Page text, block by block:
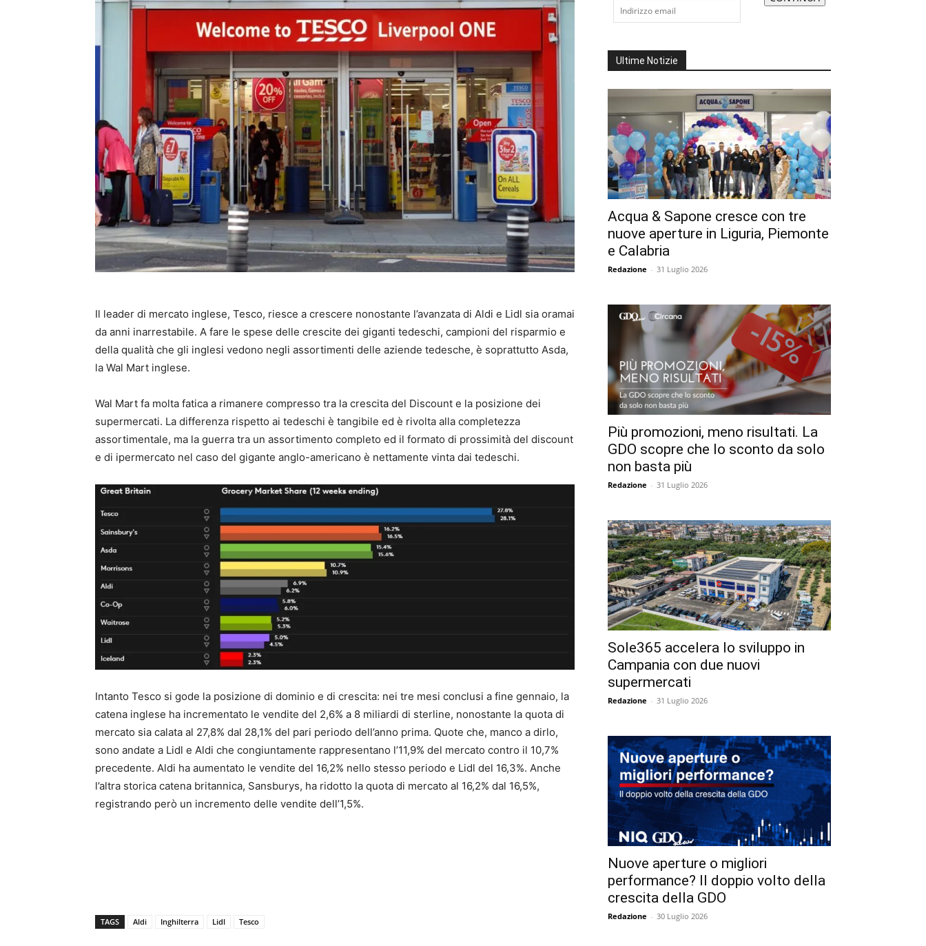
Il leader di mercato inglese, Tesco, riesce a crescere nonostante l’avanzata di Aldi e Lidl sia oramai
da anni inarrestabile. A fare le spese delle crescite dei giganti tedeschi, campioni del risparmio e
della qualità che gli inglesi vedono negli assortimenti delle aziende tedesche, è soprattutto Asda,
la Wal Mart inglese.
Wal Mart fa molta fatica a rimanere compresso tra la crescita del Discount e la posizione dei
supermercati. La differenza rispetto ai tedeschi è tangibile ed è rivolta alla completezza
assortimentale, ma la guerra tra un assortimento completo ed il formato di prossimità del discount
e di ipermercato nel caso del gigante anglo-americano è nettamente vinta dai tedeschi.
Intanto Tesco si gode la posizione di dominio e di crescita: nei tre mesi conclusi a fine gennaio, la
catena inglese ha incrementato le vendite del 2,6% a 8 miliardi di sterline, nonostante la quota di
mercato sia calata al 27,8% dal 28,1% del pari periodo dell’anno prima. Quote che, manco a dirlo,
sono andate a Lidl e Aldi che congiuntamente rappresentano l’11,9% del mercato contro il 10,7%
precedente. Aldi ha aumentato le vendite del 16,2% nello stesso periodo e Lidl del 16,3%. Anche
l’altra storica catena britannica, Sansburys, ha ridotto la quota di mercato al 16,2% dal 16,5%,
registrando però un incremento delle vendite dell’1,5%.
TAGS Aldi Inghilterra Lidl Tesco
Ultime Notizie
Acqua & Sapone cresce con tre
nuove aperture in Liguria, Piemonte
e Calabria
Redazione - 31 Luglio 2026
Più promozioni, meno risultati. La
GDO scopre che lo sconto da solo
non basta più
Redazione - 31 Luglio 2026
Sole365 accelera lo sviluppo in
Campania con due nuovi
supermercati
Redazione - 31 Luglio 2026
Nuove aperture o migliori
performance? Il doppio volto della
crescita della GDO
Redazione - 30 Luglio 2026